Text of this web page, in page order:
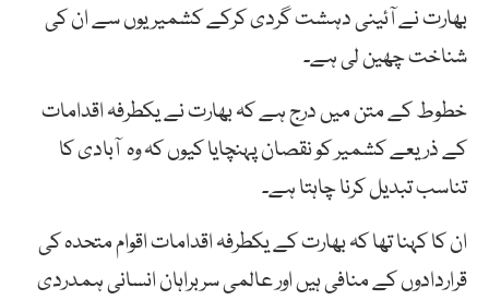
بھارت نے آئینی دہشت گردی کرکے کشمیریوں سے ان کی
شناخت چھین لی ہے۔
خطوط کے متن میں درج ہے کہ بھارت نے یکطرفہ اقدامات
کے ذریعے کشمیر کو نقصان پہنچایا کیوں کہ وہ آبادی کا
تناسب تبدیل کرنا چاہتا ہے۔
ان کا کہنا تھا کہ بھارت کے یکطرفہ اقدامات اقوام متحدہ کی
قراردادوں کے منافی ہیں اور عالمی سربراہان انسانی ہمدردی